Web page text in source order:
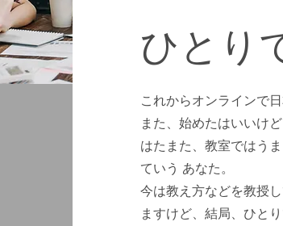
ひとり
これからオンラインで
また、始めたはいいけ
はたまた、教室ではう
ていう あなた。
今は教え方などを教授
ますけど、結局、ひと